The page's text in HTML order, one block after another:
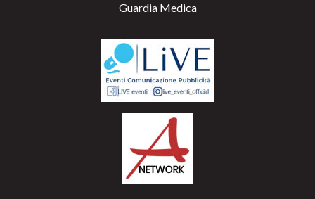
Guardia Medica